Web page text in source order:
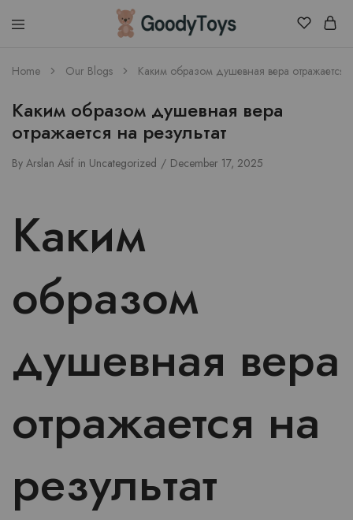
Children
Toys
Home Our Blogs Каким образом душевная вера отражается
Каким образом душевная вера
отражается на результат
By Arslan Asif in Uncategorized December 17, 2025
Каким
образом
душевная вера
отражается на
результат